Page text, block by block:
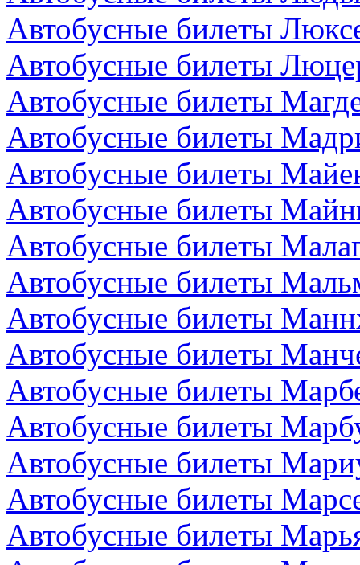
Автобусные билеты
Автобусные билеты
Автобусные билеты
Автобусные билеты
Автобусные билеты
Автобусные билеты
Автобусные билеты
Автобусные билеты
Автобусные билеты
Автобусные билеты
Автобусные билеты
Автобусные билеты
Автобусные билеты
Автобусные билеты
Автобусные билеты